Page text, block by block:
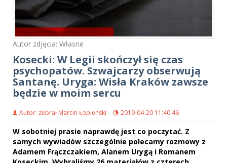
Autor zdjęcia: Własne
Kosecki: W Legii skończył się czas
psychopatów. Szwajcarzy obserwują
Santanę. Uryga: Wisła Kraków zawsze
będzie w moim sercu
Autor: zebrał Marcin Łopienski 2019-04-20 11:40:46
W sobotniej prasie naprawdę jest co poczytać. Z
samych wywiadów szczególnie polecamy rozmowy z
Adamem Frączczakiem, Alanem Urygą i Romanem